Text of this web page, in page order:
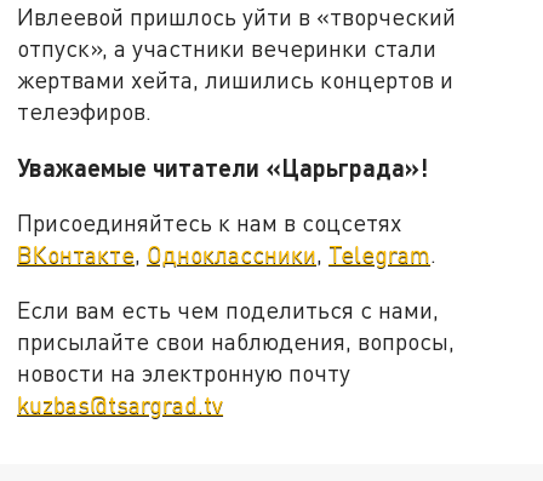
Ивлеевой пришлось уйти в «творческий
отпуск», а участники вечеринки стали
жертвами хейта, лишились концертов и
телеэфиров.
Уважаемые читатели «Царьграда»!
Присоединяйтесь к нам в соцсетях
ВКонтакте, Одноклассники, Telegram.
Если вам есть чем поделиться с нами,
присылайте свои наблюдения, вопросы,
новости на электронную почту
kuzbas@tsargrad.tv